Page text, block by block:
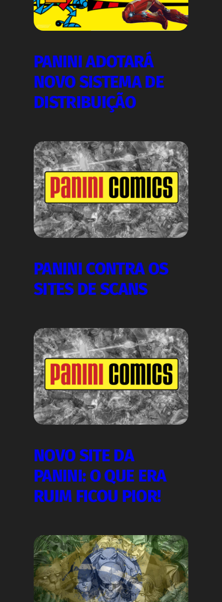
PANINI ADOTARÁ
NOVO SISTEMA DE
DISTRIBUIÇÃO
PANINI CONTRA OS
SITES DE SCANS
NOVO SITE DA
PANINI: O QUE ERA
RUIM FICOU PIOR!